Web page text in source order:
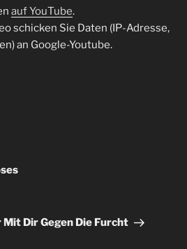
auf YouTube.
schicken Sie Daten (IP-Adresse,
an Google-Youtube.
Mit Dir Gegen Die Furcht